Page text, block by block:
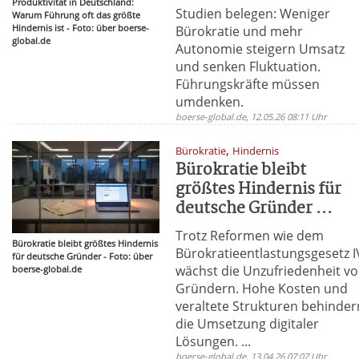
Warum Führung oft das größte
Hindernis ist - Foto: über boerse-
global.de
Studien belegen: Weniger
Bürokratie und mehr
Autonomie steigern Umsatz
und senken Fluktuation.
Führungskräfte müssen
umdenken.
boerse-global.de, 12.05.26 08:11 Uhr
Bürokratie bleibt größtes Hindernis
für deutsche Gründer - Foto: über
boerse-global.de
Bürokratie, Hindernis
Bürokratie bleibt
größtes Hindernis für
deutsche Gründer ...
Trotz Reformen wie dem
Bürokratieentlastungsgesetz
wächst die Unzufriedenheit
Gründern. Hohe Kosten und
veraltete Strukturen
die Umsetzung digitaler
Lösungen. ...
boerse-global.de, 13.04.26 07:07 Uhr